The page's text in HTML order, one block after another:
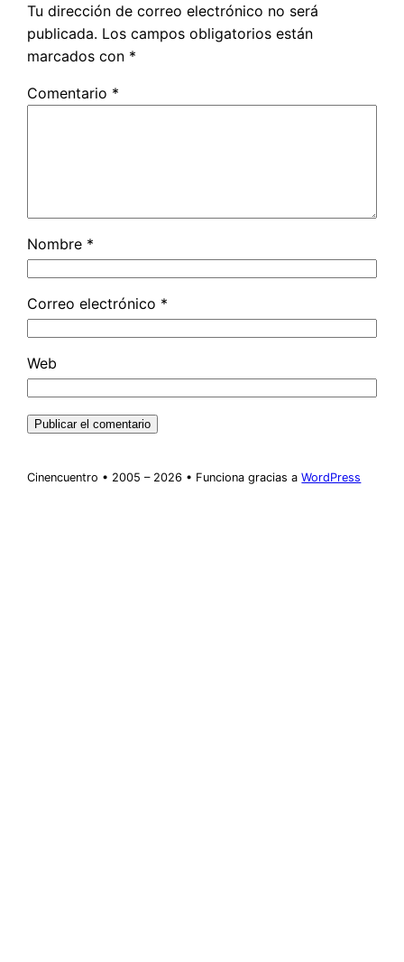
Tu dirección de correo electrónico no será
publicada. Los campos obligatorios están
marcados con *
Comentario *
Nombre *
Correo electrónico *
Web
Cinencuentro • 2005 – 2026 • Funciona gracias aWordPress